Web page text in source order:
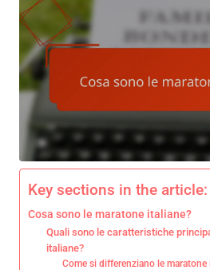
Key sections in the article:
Cosa sono le maratone italiane?
Quali sono le caratteristiche
italiane?
Come si differenziano le